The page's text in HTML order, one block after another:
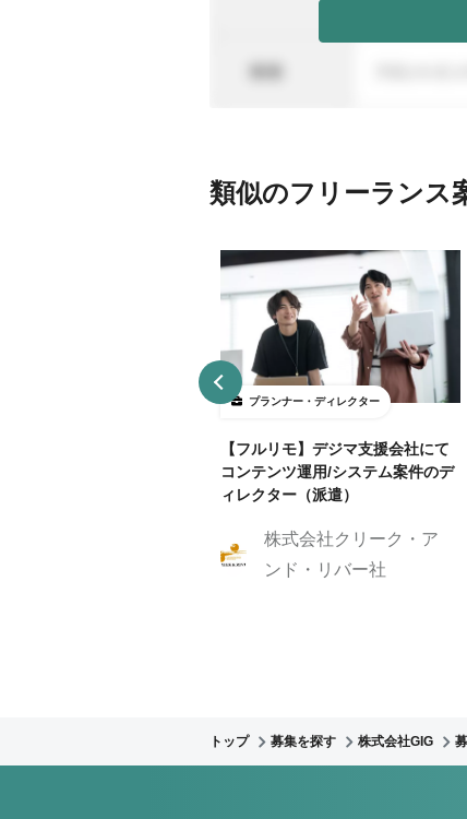
類似のフリーランス
プランナー・ディレクター
【フルリモ】デジマ支援会社にて
コンテンツ運用/システム案件のデ
ィレクター（派遣）
株式会社クリーク・ア
ンド・リバー社
トップ 募集を探す 株式会社GIG